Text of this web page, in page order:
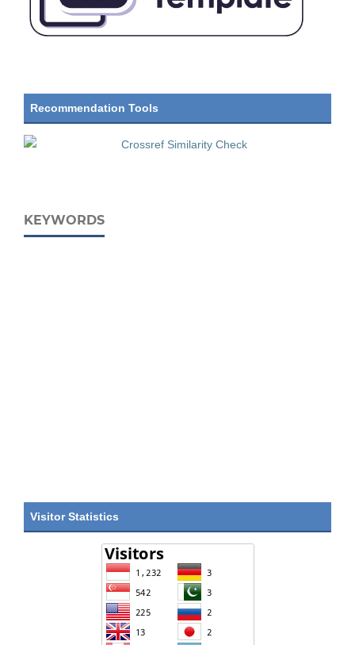
Recommendation Tools
KEYWORDS
Visitor Statistics